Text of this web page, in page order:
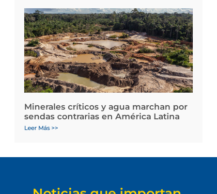
Minerales críticos y agua marchan por
sendas contrarias en América Latina
Leer Más >>